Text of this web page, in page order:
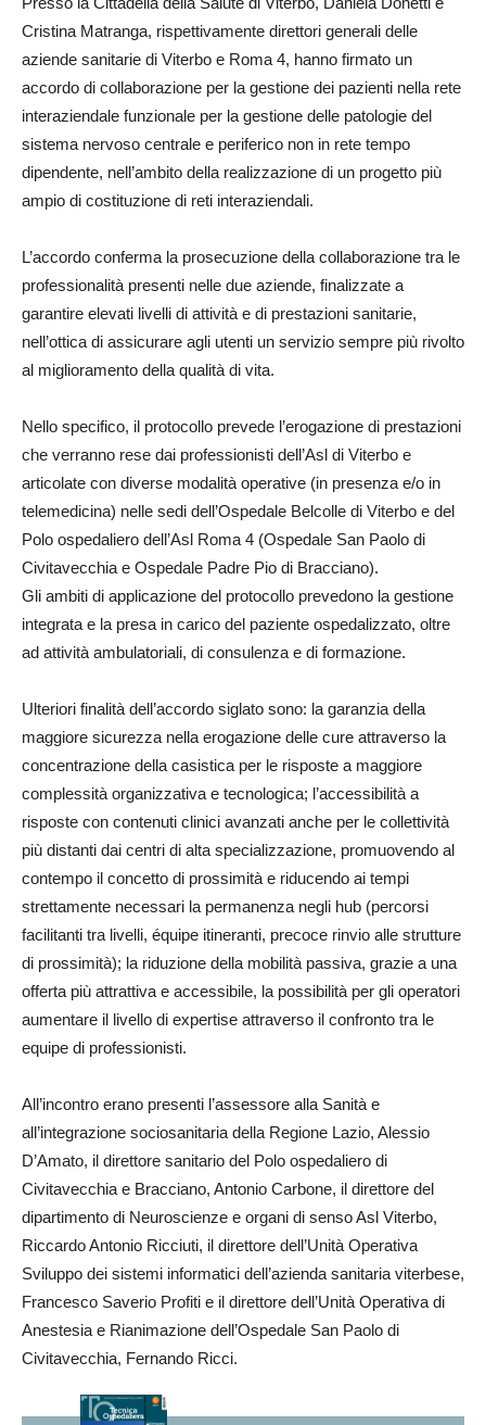
Cristina Matranga, rispettivamente direttori generali delle
aziende sanitarie di Viterbo e Roma 4, hanno firmato un
accordo di collaborazione per la gestione dei pazienti nella rete
interaziendale funzionale per la gestione delle patologie del
sistema nervoso centrale e periferico non in rete tempo
dipendente, nell’ambito della realizzazione di un progetto più
ampio di costituzione di reti interaziendali.
L’accordo conferma la prosecuzione della collaborazione tra le
professionalità presenti nelle due aziende, finalizzate a
garantire elevati livelli di attività e di prestazioni sanitarie,
nell’ottica di assicurare agli utenti un servizio sempre più rivolto
al miglioramento della qualità di vita.
Nello specifico, il protocollo prevede l’erogazione di prestazioni
che verranno rese dai professionisti dell’Asl di Viterbo e
articolate con diverse modalità operative (in presenza e/o in
telemedicina) nelle sedi dell’Ospedale Belcolle di Viterbo e del
Polo ospedaliero dell’Asl Roma 4 (Ospedale San Paolo di
Civitavecchia e Ospedale Padre Pio di Bracciano).
Gli ambiti di applicazione del protocollo prevedono la gestione
integrata e la presa in carico del paziente ospedalizzato, oltre
ad attività ambulatoriali, di consulenza e di formazione.
Ulteriori finalità dell’accordo siglato sono: la garanzia della
maggiore sicurezza nella erogazione delle cure attraverso la
concentrazione della casistica per le risposte a maggiore
complessità organizzativa e tecnologica; l’accessibilità a
risposte con contenuti clinici avanzati anche per le collettività
più distanti dai centri di alta specializzazione, promuovendo al
contempo il concetto di prossimità e riducendo ai tempi
strettamente necessari la permanenza negli hub (percorsi
facilitanti tra livelli, équipe itineranti, precoce rinvio alle strutture
di prossimità); la riduzione della mobilità passiva, grazie a una
offerta più attrattiva e accessibile, la possibilità per gli operatori
aumentare il livello di expertise attraverso il confronto tra le
equipe di professionisti.
All’incontro erano presenti l’assessore alla Sanità e
all’integrazione sociosanitaria della Regione Lazio, Alessio
D’Amato, il direttore sanitario del Polo ospedaliero di
Civitavecchia e Bracciano, Antonio Carbone, il direttore del
dipartimento di Neuroscienze e organi di senso Asl Viterbo,
Riccardo Antonio Ricciuti, il direttore dell’Unità Operativa
Sviluppo dei sistemi informatici dell’azienda sanitaria viterbese,
Francesco Saverio Profiti e il direttore dell’Unità Operativa di
Anestesia e Rianimazione dell’Ospedale San Paolo di
Civitavecchia, Fernando Ricci.